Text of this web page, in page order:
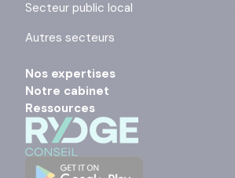
Secteur public local
Autres secteurs
Nos expertises
Notre cabinet
Ressources